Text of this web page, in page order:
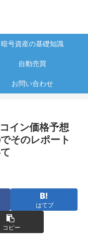
暗号資産の基礎知識
自動売買
お問い合わせ
イン価格予想
そのレポート
はてブ
コピー